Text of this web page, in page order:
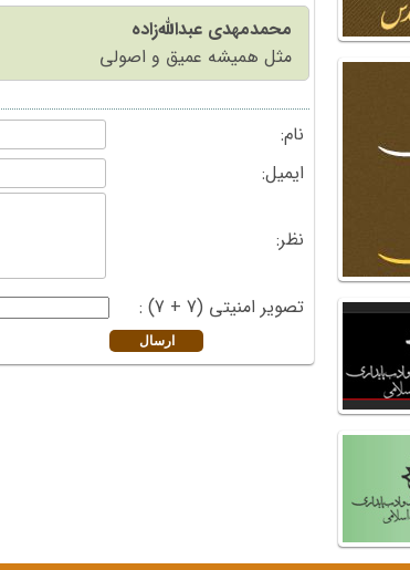
محمدمهدی عبدالله‌زاده
مثل همیشه عمیق و اصولی
نام:
ایمیل:
نظر:
تصویر امنیتی (7 + 7) :